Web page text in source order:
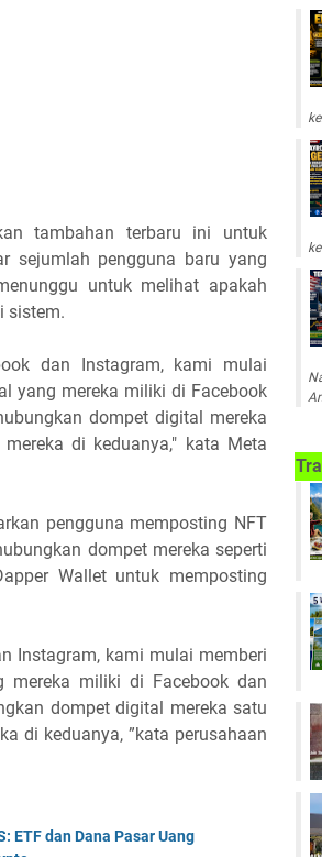
tambahan terbaru ini untuk
sejumlah pengguna baru yang
untuk melihat apakah
sistem.
dan Instagram, kami mulai
yang mereka miliki di Facebook
dompet digital mereka
di keduanya," kata Meta
pengguna memposting NFT
dompet mereka seperti
Wallet untuk memposting
Instagram, kami mulai memberi
mereka miliki di Facebook dan
dompet digital mereka satu
di keduanya, ”kata perusahaan
ETF dan Dana Pasar Uang